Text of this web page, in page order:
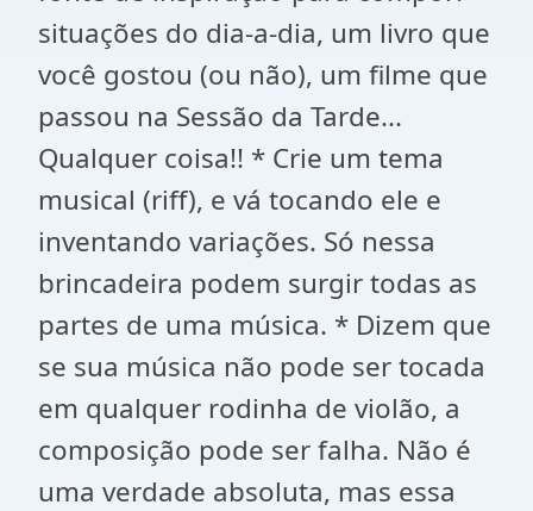
situações do dia-a-dia, um livro que
você gostou (ou não), um filme que
passou na Sessão da Tarde...
Qualquer coisa!! * Crie um tema
musical (riff), e vá tocando ele e
inventando variações. Só nessa
brincadeira podem surgir todas as
partes de uma música. * Dizem que
se sua música não pode ser tocada
em qualquer rodinha de violão, a
composição pode ser falha. Não é
uma verdade absoluta, mas essa